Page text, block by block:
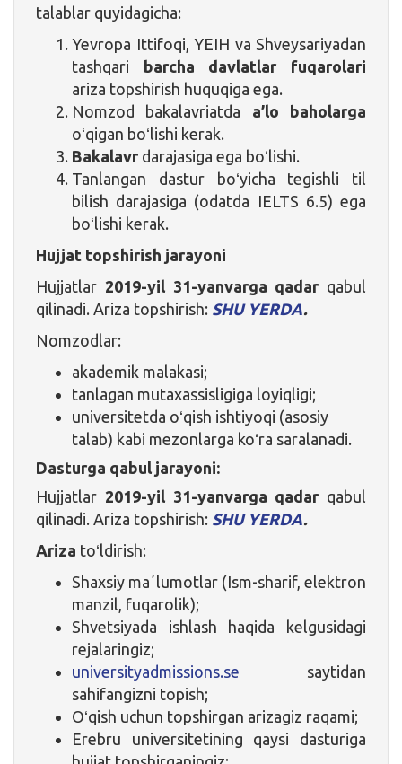
talablar quyidagicha:
Yevropa Ittifoqi, YEIH va Shveysariyadan
tashqari barcha davlatlar fuqarolari
ariza topshirish huquqiga ega.
Nomzod bakalavriatda a’lo baholarga
oʻqigan boʻlishi kerak.
Bakalavr darajasiga ega boʻlishi.
Tanlangan dastur boʻyicha tegishli til
bilish darajasiga (odatda IELTS 6.5) ega
boʻlishi kerak.
Hujjat topshirish jarayoni
Hujjatlar 2019-yil 31-yanvarga qadar qabul
qilinadi. Ariza topshirish: SHU YERDA.
Nomzodlar:
akademik malakasi;
tanlagan mutaxassisligiga loyiqligi;
universitetda oʻqish ishtiyoqi (asosiy
talab) kabi mezonlarga koʻra saralanadi.
Dasturga qabul jarayoni:
Hujjatlar 2019-yil 31-yanvarga qadar qabul
qilinadi. Ariza topshirish: SHU YERDA.
Ariza toʻldirish:
Shaxsiy maʼlumotlar (Ism-sharif, elektron
manzil, fuqarolik);
Shvetsiyada ishlash haqida kelgusidagi
rejalaringiz;
universityadmissions.se saytidan
sahifangizni topish;
Oʻqish uchun topshirgan arizagiz raqami;
Erebru universitetining qaysi dasturiga